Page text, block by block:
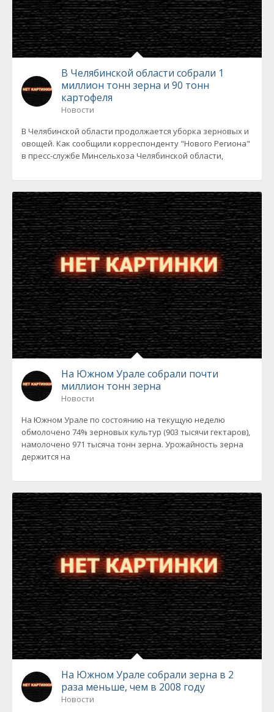
В Челябинской области собрали 1
миллион тонн зерна и 90 тонн
картофеля
Новости
В Челябинской области продолжается уборка зерновых и
овощей. Как сообщили корреспонденту "Нового Региона"
в пресс-службе Минсельхоза Челябинской области,
На Южном Урале собрали почти
миллион тонн зерна
Новости
На Южном Урале по состоянию на текущую неделю
обмолочено 74% зерновых культур (903 тысячи гектаров),
намолочено 971 тысяча тонн зерна. Урожайность зерна
держится на
На Южном Урале собрали зерна в 2
раза меньше, чем в 2008 году
Новости